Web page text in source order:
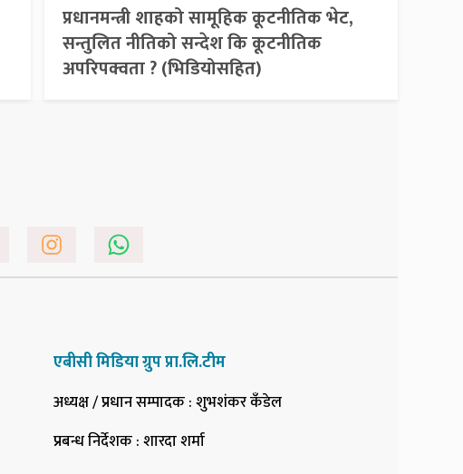
प्रधानमन्त्री शाहको सामूहिक कूटनीतिक भेट,
सन्तुलित नीतिको सन्देश कि कूटनीतिक
अपरिपक्वता ? (भिडियोसहित)
एबीसी मिडिया ग्रुप प्रा.लि.टीम
अध्यक्ष / प्रधान सम्पादक: शुभशंकर कँडेल
प्रबन्ध निर्देशक: शारदा शर्मा